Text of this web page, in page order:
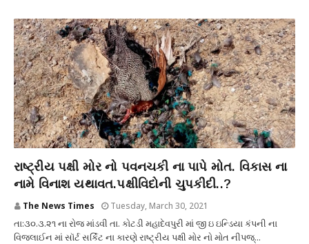
રાષ્ટ્રીય પક્ષી મોર નો પવનચકી ના પાપે મોત. વિકાસ ના
નામે વિનાશ યથાવત.પક્ષીવિદોની ચુપકીદી..?
The News Times Tuesday, March 30, 2021
તા:૩૦.૩.૨૧ ના રોજ માંડવી તા. કોટડી મહાદેવપુરી માં જી ઇ ઇન્ડિયા કંપની ના
વિજલાઈન માં સૉર્ટ સર્કિટ ના કારણે રાષ્ટ્રીય પક્ષી મોર નો મોત નીપજ્...